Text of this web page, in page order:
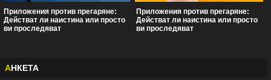
Приложения против прегаряне:
Действат ли наистина или просто
ви проследяват
Приложения против прегаряне:
Действат ли наистина или просто
ви проследяват
АНКЕТА